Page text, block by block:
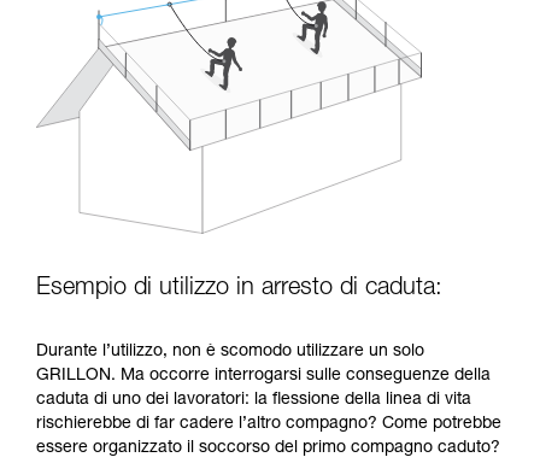
Esempio di utilizzo in arresto di caduta:
Durante l’utilizzo, non è scomodo utilizzare un solo
GRILLON. Ma occorre interrogarsi sulle conseguenze della
caduta di uno dei lavoratori: la flessione della linea di vita
rischierebbe di far cadere l’altro compagno? Come potrebbe
essere organizzato il soccorso del primo compagno caduto?